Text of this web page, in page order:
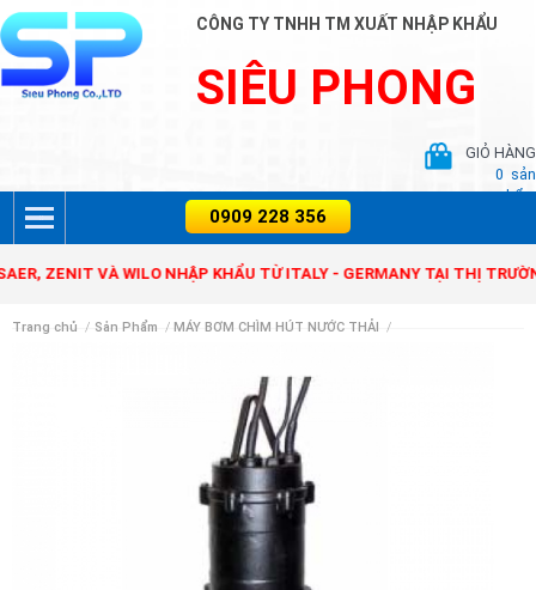
CÔNG TY TNHH TM XUẤT NHẬP KHẨU
SIÊU PHONG
GIỎ HÀNG
0 sản
phẩm
ZENIT VÀ WILO NHẬP KHẨU TỪ ITALY - GERMANY TẠI THỊ TRƯỜNG
Trang chủ / Sản Phẩm / MÁY BƠM CHÌM HÚT NƯỚC THẢI /